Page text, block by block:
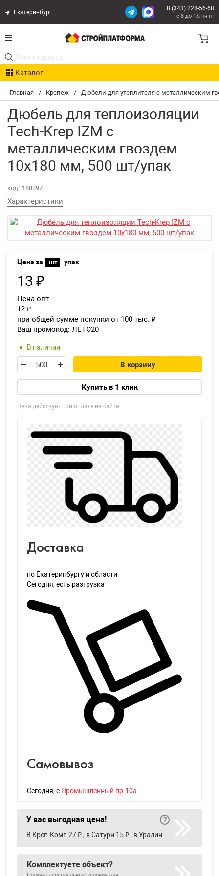
Главная / Крепеж / Дюбели для утеплителя с металлическим
Дюбель для теплоизоляции
Tech-Krep IZM с
металлическим гвоздем
10х180 мм, 500 шт/упак
код: 188397
Характеристики
Цена за шт упак
13 ₽
Цена опт
12 ₽
при общей сумме покупки от 100 тыс. ₽
Ваш промокод: ЛЕТО20
В наличии
В корзину
Купить в 1 клик
Цена действует при оплате на сайте
Доставка
по Екатеринбургу и области
Сегодня, есть разгрузка
Самовывоз
Сегодня, с Промышленный пр.10а
У вас выгодная цена!
Комплектуете объект?
Екатеринбург
8 (343) 228-56-68
с 8 до 18, пн-пт
Каталог
Акции
Расчет доставки
Организациям
Опыт поставок
Статьи
Контакты
Возврат товара
Екатеринбург